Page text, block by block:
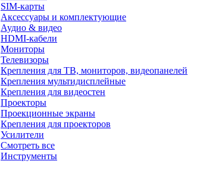
SIM-карты
Аксессуары и комплектующие
Аудио & видео
HDMI-кабели
Мониторы
Телевизоры
Крепления для ТВ, мониторов, видеопанелей
Крепления мультидисплейные
Крепления для видеостен
Проекторы
Проекционные экраны
Крепления для проекторов
Усилители
Смотреть все
Инструменты